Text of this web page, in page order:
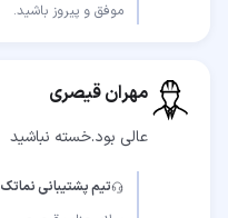
موفق و پیروز باشید.
مهران قیصری
عالی بود.خسته نباشید
تیم پشتیبانی نماتک